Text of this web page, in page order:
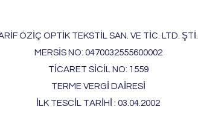
ÖZİÇ OPTİK TEKSTİL SAN. VE TİC. LTD. ŞTİ.
MERSİS NO: 0470032555600002
TİCARET SİCİL NO: 1559
TERME VERGİ DAİRESİ
İLK TESCİL TARİHİ : 03.04.2002